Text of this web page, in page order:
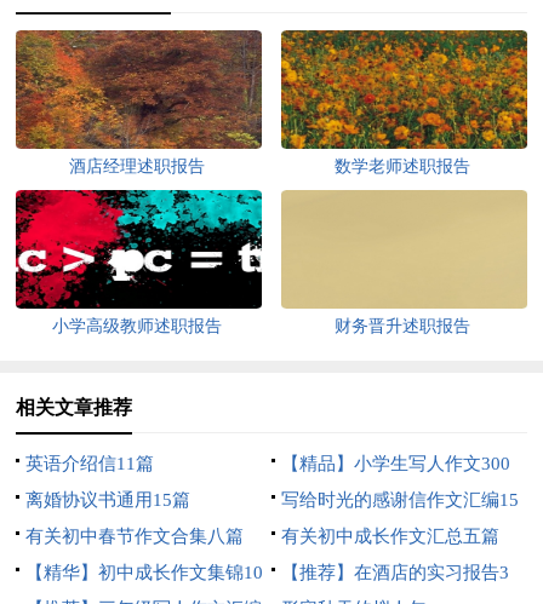
酒店经理述职报告 数学老师述职报告
小学高级教师述职报告 财务晋升述职报告
相关文章推荐
英语介绍信11篇
【精品】小学生写人作文300
字合集六篇
离婚协议书通用15篇
写给时光的感谢信作文汇编15
篇
有关初中春节作文合集八篇
有关初中成长作文汇总五篇
【精华】初中成长作文集锦10
【推荐】在酒店的实习报告3